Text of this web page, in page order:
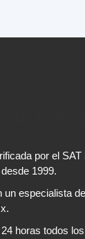
por el
1999.
un especialista
horas todos